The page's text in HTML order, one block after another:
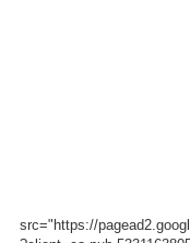
src="https://